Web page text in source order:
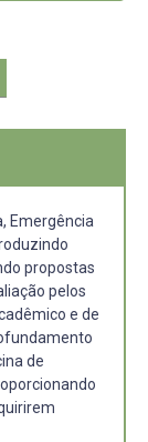
Emergência
propostas
pelos
e de
de